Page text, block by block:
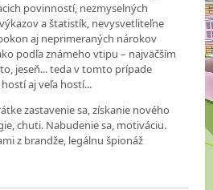
povinností, nezmyselných
a štatistík, nevysvetliteľne
aj neprimeraných nárokov
podľa známeho vtipu – najväčším
jeseň... teda v tomto prípade
aj veľa hostí...
zastavenie sa, získanie nového
chuti. Nabudenie sa, motiváciu.
z brandže, legálnu špionáž